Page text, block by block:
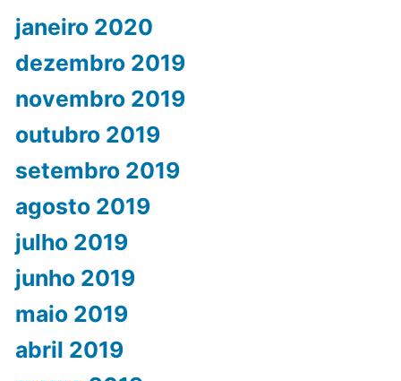
janeiro 2020
dezembro 2019
novembro 2019
outubro 2019
setembro 2019
agosto 2019
julho 2019
junho 2019
maio 2019
abril 2019